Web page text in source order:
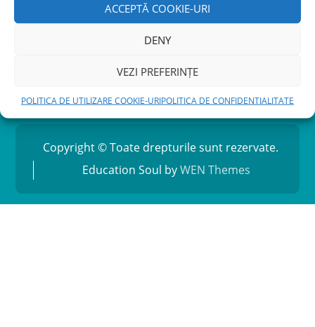
ACCEPTĂ COOKIE-URI
DENY
VEZI PREFERINȚE
POLITICA DE UTILIZARE COOKIE-URIPOLITICA DE CONFIDENTIALITATE
POLITICA DE UTILIZARE COOKIE-URI
Copyright © Toate drepturile sunt rezervate.
Education Soul byWEN Themes